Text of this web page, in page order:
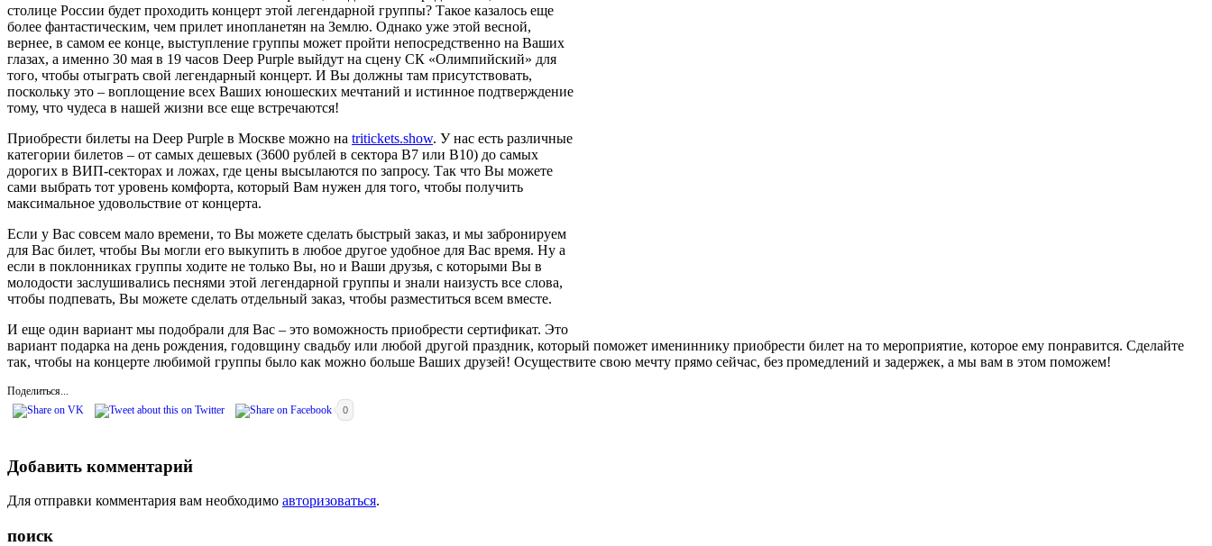
столице России будет проходить концерт этой легендарной группы? Такое казалось еще
более фантастическим, чем прилет инопланетян на Землю. Однако уже этой весной,
вернее, в самом ее конце, выступление группы может пройти непосредственно на Ваших
глазах, а именно 30 мая в 19 часов Deep Purple выйдут на сцену СК «Олимпийский» для
того, чтобы отыграть свой легендарный концерт. И Вы должны там присутствовать,
поскольку это – воплощение всех Ваших юношеских мечтаний и истинное подтверждение
тому, что чудеса в нашей жизни все еще встречаются!
Приобрести билеты на Deep Purple в Москве можно на tritickets.show. У нас есть различные
категории билетов – от самых дешевых (3600 рублей в сектора В7 или В10) до самых
дорогих в ВИП-секторах и ложах, где цены высылаются по запросу. Так что Вы можете
сами выбрать тот уровень комфорта, который Вам нужен для того, чтобы получить
максимальное удовольствие от концерта.
Если у Вас совсем мало времени, то Вы можете сделать быстрый заказ, и мы забронируем
для Вас билет, чтобы Вы могли его выкупить в любое другое удобное для Вас время. Ну а
если в поклонниках группы ходите не только Вы, но и Ваши друзья, с которыми Вы в
молодости заслушивались песнями этой легендарной группы и знали наизусть все слова,
чтобы подпевать, Вы можете сделать отдельный заказ, чтобы разместиться всем вместе.
И еще один вариант мы подобрали для Вас – это воможность приобрести сертификат. Это
вариант подарка на день рождения, годовщину свадьбу или любой другой праздник, который поможет имениннику приобрести билет на то мероприятие, которое ему понравится. Сделайте
так, чтобы на концерте любимой группы было как можно больше Ваших друзей! Осуществите свою мечту прямо сейчас, без промедлений и задержек, а мы вам в этом поможем!
Поделиться...
0
Добавить комментарий
Для отправки комментария вам необходимо авторизоваться.
поиск